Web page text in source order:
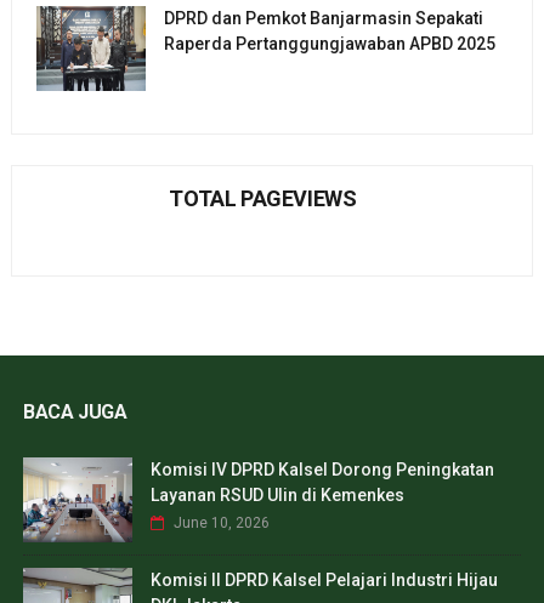
DPRD dan Pemkot Banjarmasin Sepakati
Raperda Pertanggungjawaban APBD 2025
TOTAL PAGEVIEWS
BACA JUGA
Komisi IV DPRD Kalsel Dorong Peningkatan
Layanan RSUD Ulin di Kemenkes
June 10, 2026
Komisi II DPRD Kalsel Pelajari Industri Hijau